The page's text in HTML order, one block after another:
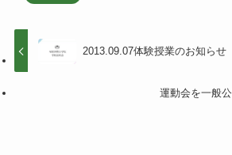
2013.09.07体験授業のお知らせ
運動会を一般